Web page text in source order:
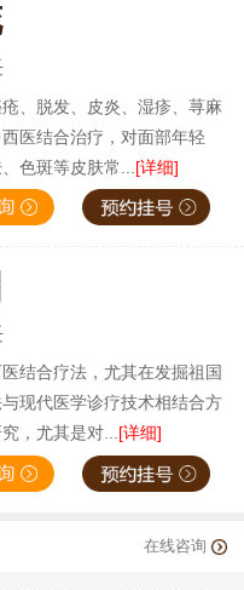
、脱发、皮炎、湿疹、荨麻
医结合治疗，对面部年轻
色斑等皮肤常... [详细]
结合疗法，尤其在发掘祖国
现代医学诊疗技术相结合方
，尤其是对...[详细]
在线咨询